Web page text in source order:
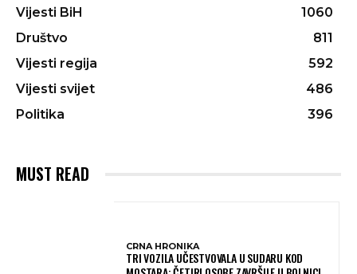
Vijesti BiH
1060
Društvo
811
Vijesti regija
592
Vijesti svijet
486
Politika
396
MUST READ
CRNA HRONIKA
TRI VOZILA UČESTVOVALA U SUDARU KOD